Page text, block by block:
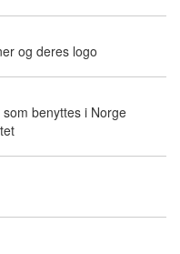
og deres logo
benyttes i Norge